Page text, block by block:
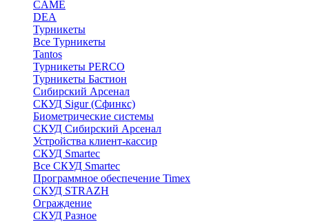
CAME
DEA
Турникеты
Все Турникеты
Tantos
Турникеты PERCO
Турникеты Бастион
Сибирский Арсенал
СКУД Sigur (Сфинкс)
Биометрические системы
СКУД Сибирский Арсенал
Устройства клиент-кассир
СКУД Smartec
Все СКУД Smartec
Программное обеспечение Timex
СКУД STRAZH
Ограждение
СКУД Разное